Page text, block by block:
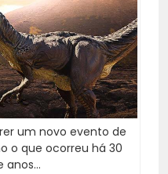
um novo evento de
o que ocorreu há 30
anos…